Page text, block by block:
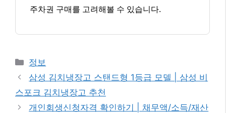
주차권 구매를 고려해볼 수 있습니다.
카
테
고
리
정보
삼성 김치냉장고 스탠드형 1등급 모델 | 삼성 비
스포크 김치냉장고 추천
개인회생신청자격 확인하기 | 채무액/소득/재산